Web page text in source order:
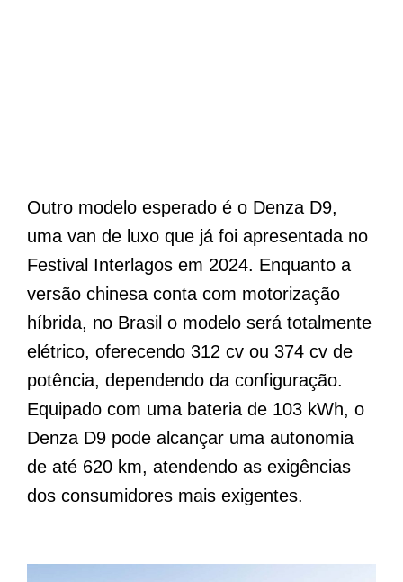
Outro modelo esperado é o Denza D9,
uma van de luxo que já foi apresentada no
Festival Interlagos em 2024. Enquanto a
versão chinesa conta com motorização
híbrida, no Brasil o modelo será totalmente
elétrico, oferecendo 312 cv ou 374 cv de
potência, dependendo da configuração.
Equipado com uma bateria de 103 kWh, o
Denza D9 pode alcançar uma autonomia
de até 620 km, atendendo as exigências
dos consumidores mais exigentes.